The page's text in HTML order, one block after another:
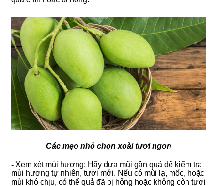
Các mẹo nhỏ chọn xoài tươi ngon
- Xem xét mùi hương: Hãy đưa mũi gần quả để kiểm tra
mùi hương tự nhiên, tươi mới. Nếu có mùi lạ, mốc, hoặc
mùi khó chịu, có thể quả đã bị hỏng hoặc không còn tươi